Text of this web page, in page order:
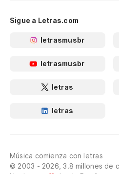
Sigue a Letras.com
letrasmusbr
letrasmusbr
letras
letras
Música comienza con letras
© 2003 - 2026, 3.8 millones de